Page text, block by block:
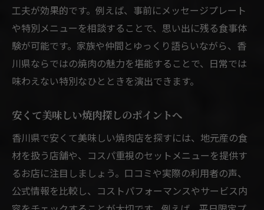
工夫が効果的です。例えば、事前にメッセージプレート
や特別メニューを相談することで、思い出に残る食事体
験が可能です。家族や仲間とゆっくり語らいながら、香
川県ならではの焼肉の魅力を堪能することで、日常では
味わえない特別なひとときを演出できます。
安くて美味しい焼肉探しのポイントへ
香川県で安くて美味しい焼肉店を探すには、地元産の食
材を扱う店舗や、コスパ重視のセットメニューを提供す
るお店に注目しましょう。口コミや実際の利用者の声、
公式情報を比較し、コストパフォーマンスやサービス内